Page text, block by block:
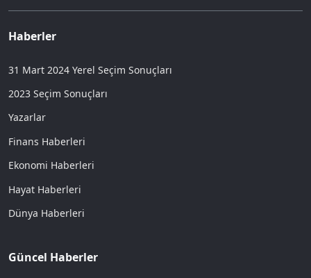
Haberler
31 Mart 2024 Yerel Seçim Sonuçları
2023 Seçim Sonuçları
Yazarlar
Finans Haberleri
Ekonomi Haberleri
Hayat Haberleri
Dünya Haberleri
Güncel Haberler